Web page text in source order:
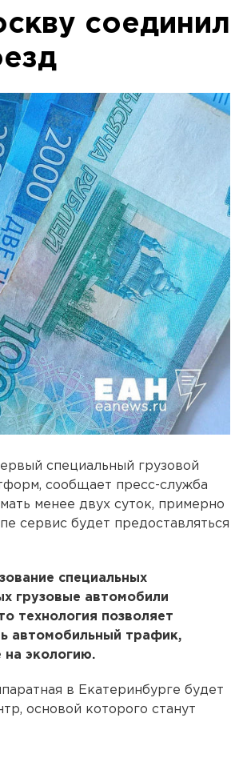
соединил
специальный грузовой
сообщает пресс-служба
менее двух суток, примерно
сервис будет предоставляться
специальных
грузовые автомобили
технология позволяет
автомобильный трафик,
на экологию.
в Екатеринбурге будет
основой которого станут